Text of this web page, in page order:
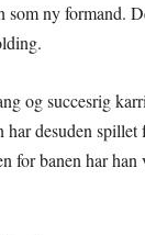
som ny formand.
og succesrig
har desuden
for banen har